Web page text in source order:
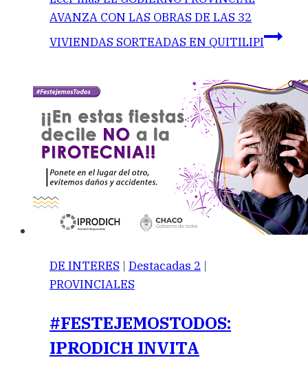
AVANZA CON LAS OBRAS DE LAS 32
VIVIENDAS SORTEADAS EN QUITILIPI
DE INTERES | Destacadas 2 |
PROVINCIALES
#FESTEJEMOSTODOS:
IPRODICH INVITA